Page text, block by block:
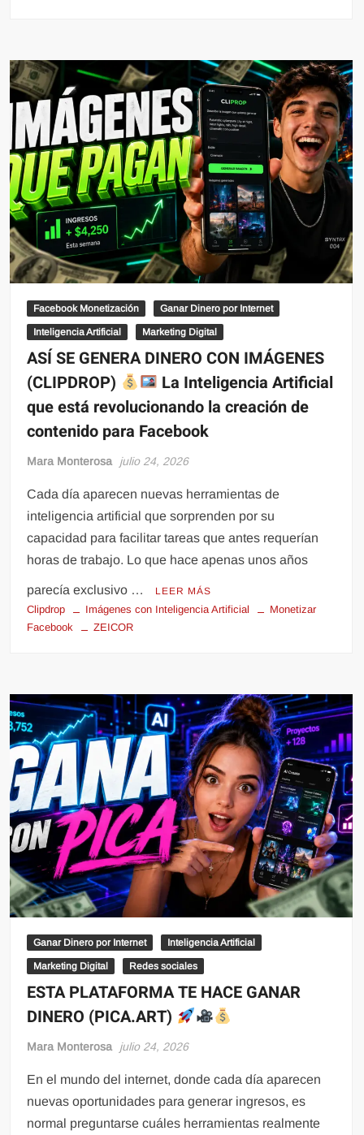
Facebook Monetización Ganar Dinero por Internet
Inteligencia Artificial Marketing Digital
ASÍ SE GENERA DINERO CON IMÁGENES
(CLIPDROP)
La Inteligencia Artificial
que está revolucionando la creación de
contenido para Facebook
Mara Monterosa julio 24, 2026
Cada día aparecen nuevas herramientas de
inteligencia artificial que sorprenden por su
capacidad para facilitar tareas que antes requerían
horas de trabajo. Lo que hace apenas unos años
parecía exclusivo … LEER MÁS
Clipdrop Imágenes con Inteligencia Artificial
Monetizar
Facebook
ZEICOR
Ganar Dinero por Internet Inteligencia Artificial
Marketing Digital Redes sociales
ESTA PLATAFORMA TE HACE GANAR
DINERO (PICA.ART)
Mara Monterosa julio 24, 2026
En el mundo del internet, donde cada día aparecen
nuevas oportunidades para generar ingresos, es
normal preguntarse cuáles herramientas realmente